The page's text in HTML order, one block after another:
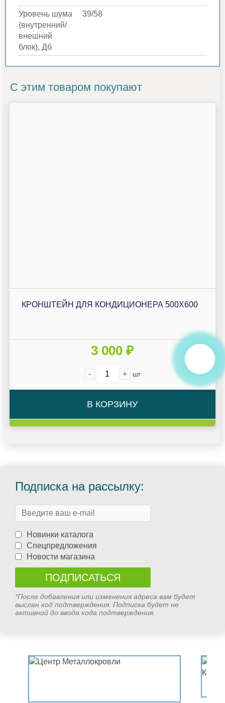
Уровень шума
(внутренний/
внешний
блок), Дб
39/58
С этим товаром покупают
КРОНШТЕЙН ДЛЯ КОНДИЦИОНЕРА 500Х600
3 000 ₽
- + шт
В КОРЗИНУ
Подписка на рассылку:
Новинки каталога
Спецпредложения
Новости магазина
*После добавления или изменения адреса вам будет
выслан код подтверждения. Подписка будет не
активной до ввода кода подтверждения.